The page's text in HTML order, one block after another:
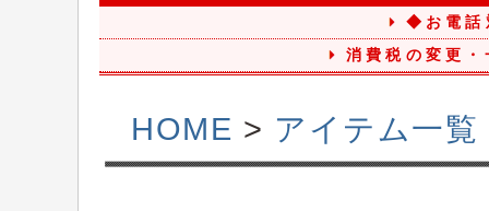
◆お電話
消費税の変更
HOME > アイテム一覧